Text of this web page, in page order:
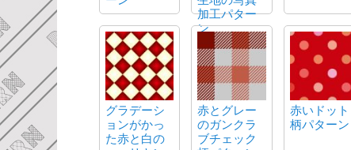
加工パター
ン
グラデーシ
ョンがかっ
た赤と白の
赤とグレー
のガンクラ
ブチェック
赤いドット
柄パターン